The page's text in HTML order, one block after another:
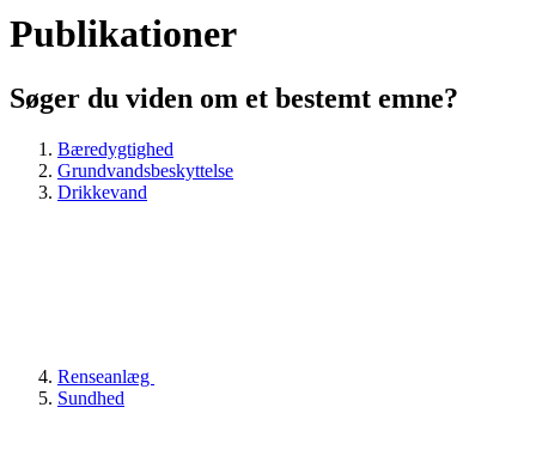
Publikationer
Søger du viden om et bestemt emne?
Bæredygtighed
Grundvandsbeskyttelse
Drikkevand
Renseanlæg
Sundhed